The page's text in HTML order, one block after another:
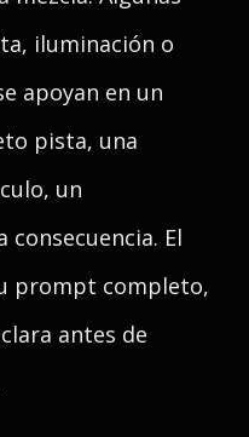
iluminación o
apoyan en un
pista, una
un
El
prompt completo,
antes de